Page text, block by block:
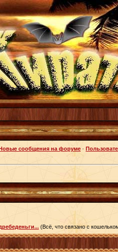
сообщения на форуме ·
(Всё, что связано с